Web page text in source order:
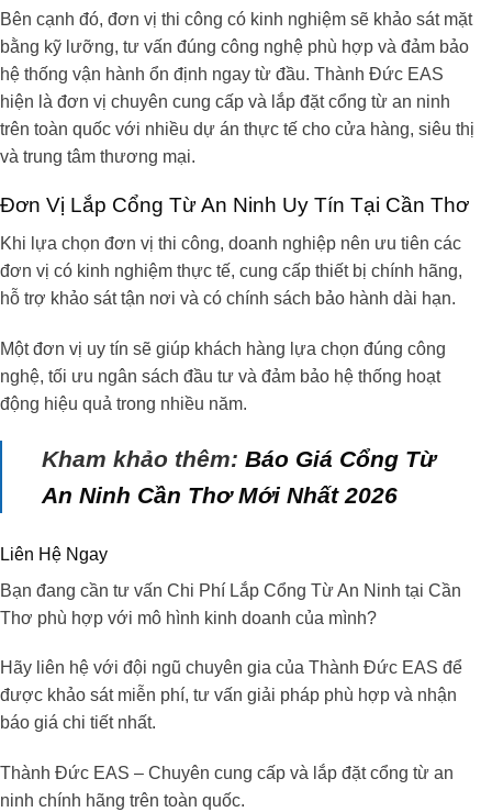
Bên cạnh đó, đơn vị thi công có kinh nghiệm sẽ khảo sát mặt
bằng kỹ lưỡng, tư vấn đúng công nghệ phù hợp và đảm bảo
hệ thống vận hành ổn định ngay từ đầu. Thành Đức EAS
hiện là đơn vị chuyên cung cấp và lắp đặt cổng từ an ninh
trên toàn quốc với nhiều dự án thực tế cho cửa hàng, siêu thị
và trung tâm thương mại.
Đơn Vị Lắp Cổng Từ An Ninh Uy Tín Tại Cần Thơ
Khi lựa chọn đơn vị thi công, doanh nghiệp nên ưu tiên các
đơn vị có kinh nghiệm thực tế, cung cấp thiết bị chính hãng,
hỗ trợ khảo sát tận nơi và có chính sách bảo hành dài hạn.
Một đơn vị uy tín sẽ giúp khách hàng lựa chọn đúng công
nghệ, tối ưu ngân sách đầu tư và đảm bảo hệ thống hoạt
động hiệu quả trong nhiều năm.
Kham khảo thêm: Báo Giá Cổng Từ
An Ninh Cần Thơ Mới Nhất 2026
Liên Hệ Ngay
Bạn đang cần tư vấn Chi Phí Lắp Cổng Từ An Ninh tại Cần
Thơ phù hợp với mô hình kinh doanh của mình?
Hãy liên hệ với đội ngũ chuyên gia của Thành Đức EAS để
được khảo sát miễn phí, tư vấn giải pháp phù hợp và nhận
báo giá chi tiết nhất.
Thành Đức EAS – Chuyên cung cấp và lắp đặt cổng từ an
ninh chính hãng trên toàn quốc.